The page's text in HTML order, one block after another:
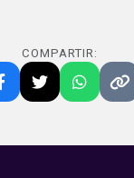
COMPARTIR: